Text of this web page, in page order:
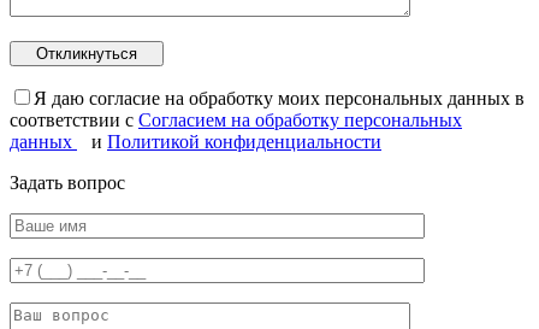
Я даю согласие на обработку моих персональных данных в
соответствии с Согласием на обработку персональных
данных
и Политикой конфиденциальности
Задать вопрос